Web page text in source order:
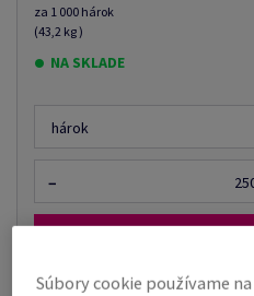
za 1 000 hárok
(43,2 kg )
NA SKLADE
hárok
−
Súbory cookie používame